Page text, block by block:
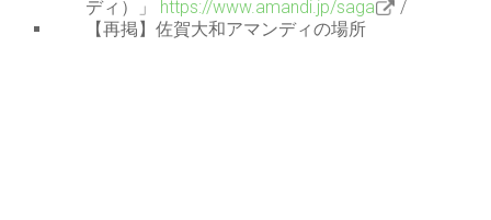
ディ）」 https://www.amandi.jp/saga
/
【再掲】佐賀大和アマンディの場所